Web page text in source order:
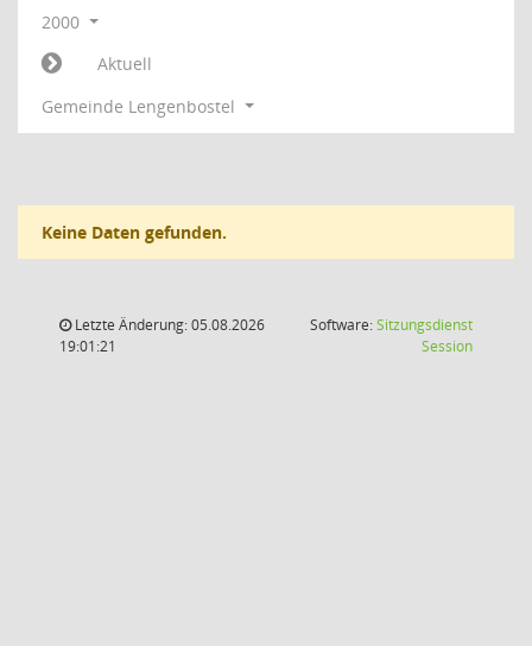
2000
Aktuell
Gemeinde Lengenbostel
Keine Daten gefunden.
Letzte Änderung: 05.08.2026
19:01:21
Software:Sitzungsdienst
Session(Wird in